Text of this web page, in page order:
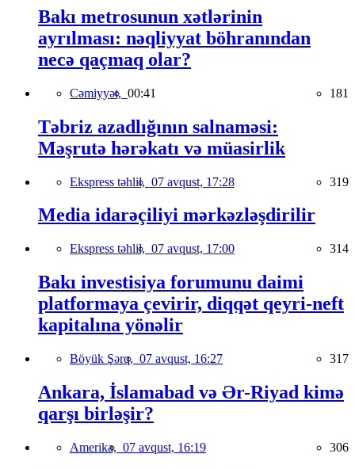
Bakı metrosunun xətlərinin
ayrılması: nəqliyyat böhranından
necə qaçmaq olar?
Cəmiyyət, 00:41 181
Təbriz azadlığının salnaməsi:
Məşrutə hərəkatı və müasirlik
Ekspress təhlil, 07 avqust, 17:28 319
Media idarəçiliyi mərkəzləşdirilir
Ekspress təhlil, 07 avqust, 17:00 314
Bakı investisiya forumunu daimi
platformaya çevirir, diqqət qeyri-neft
kapitalına yönəlir
Böyük Şərq, 07 avqust, 16:27 317
Ankara, İslamabad və Ər-Riyad kimə
qarşı birləşir?
Amerika, 07 avqust, 16:19 306